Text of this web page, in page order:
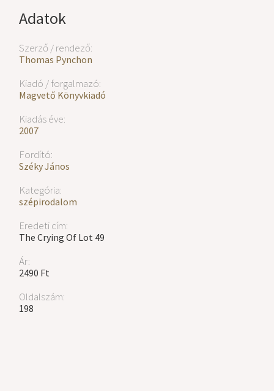
Adatok
Szerző / rendező:
Thomas Pynchon
Kiadó / forgalmazó:
Magvető Könyvkiadó
Kiadás éve:
2007
Fordító:
Széky János
Kategória:
szépirodalom
Eredeti cím:
The Crying Of Lot 49
Ár:
2490 Ft
Oldalszám:
198